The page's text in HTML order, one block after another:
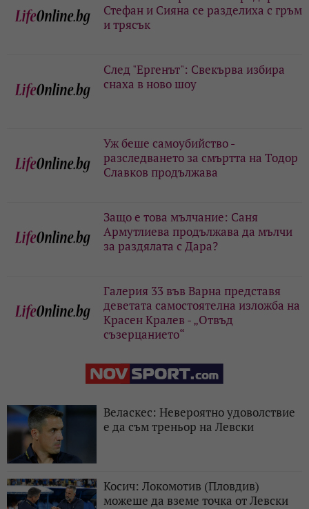
Стефан и Сияна се разделиха с гръм
и трясък
След "Ергенът": Свекърва избира
снаха в ново шоу
Уж беше самоубийство -
разследването за смъртта на Тодор
Славков продължава
Защо е това мълчание: Саня
Армутлиева продължава да мълчи
за раздялата с Дара?
Галерия 33 във Варна представя
деветата самостоятелна изложба на
Красен Кралев - „Отвъд
съзерцанието“
Веласкес: Невероятно удоволствие
е да съм треньор на Левски
Косич: Локомотив (Пловдив)
можеше да вземе точка от Левски